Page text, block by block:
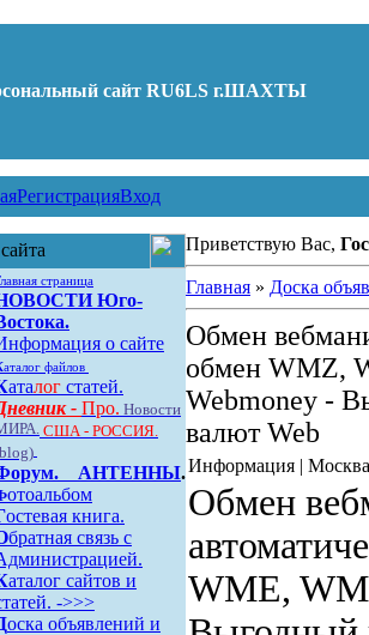
сайт RU6LS г.ШАХТЫ
РегистрацияВход
страница
Юго-
о сайте
аталог файлов
аталогстатей.
- Про. Новости
США - РОССИЯ.
. АНТЕННЫ.
отоальбом
остевая книга.
братная связь c
аталог сайтов и
->>>
оска объявлений и
Приветствую Вас,
Главная» Доска
Обмен
обмен WMZ,
Webmoney -
валют Web
Информация | Москва
Обмен
WME,